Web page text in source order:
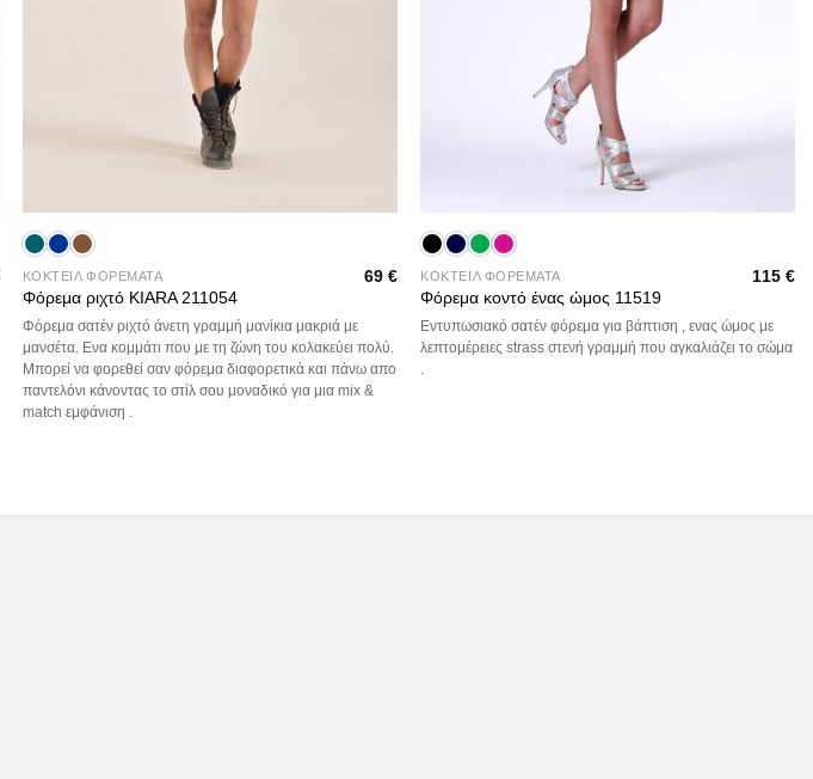
ΚΟΚΤΕΙΛ ΦΟΡΕΜΑΤΑ
Φόρεμα ριχτό KIARA 211054
69 €
Φόρεμα σατέν ριχτό άνετη γραμμή μανίκια μακριά με
μανσέτα. Ενα κομμάτι που με τη ζώνη του κολακεύει πολύ.
Μπορεί να φορεθεί σαν φόρεμα διαφορετικά και πάνω απο
παντελόνι κάνοντας το στίλ σου μοναδικό για μια mix &
match εμφάνιση .
ΚΟΚΤΕΙΛ ΦΟΡΕΜΑΤΑ
Φόρεμα κοντό ένας ώμος 11519
115€
Εντυπωσιακό σατέν φόρεμα για βάπτιση , ενας ώμος με
λεπτομέρειες strass στενή γραμμή που αγκαλιάζει το σώμα